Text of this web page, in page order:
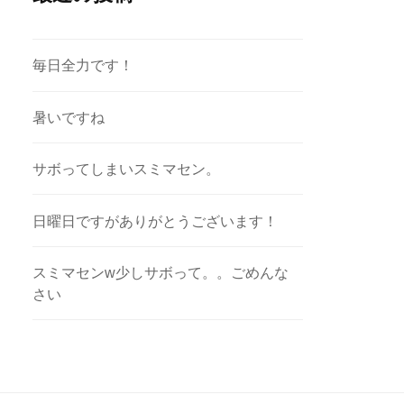
毎日全力です！
暑いですね
サボってしまいスミマセン。
日曜日ですがありがとうございます！
スミマセンw少しサボって。。ごめんな
さい